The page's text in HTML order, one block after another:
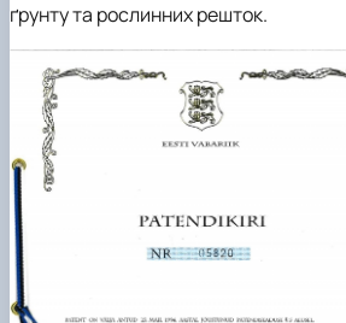
ґрунту та рослинних решток.